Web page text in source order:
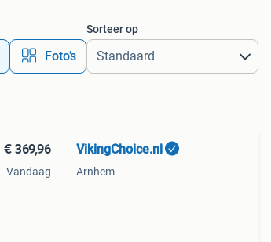
Foto’s
Sorteer op
€ 369,96
Vandaag
VikingChoice.nl
Arnhem